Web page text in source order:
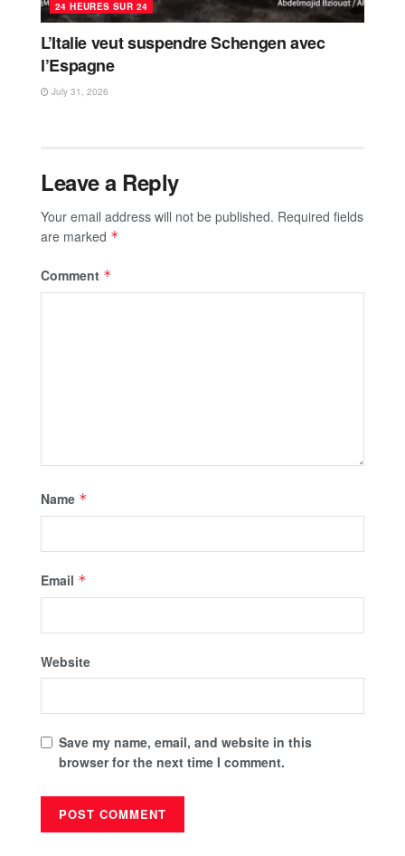
24 HEURES SUR 24
L’Italie veut suspendre Schengen avec
l’Espagne
July 31, 2026
Leave a Reply
Your email address will not be published. Required fields
are marked *
Comment *
Name *
Email *
Website
Save my name, email, and website in this
browser for the next time I comment.